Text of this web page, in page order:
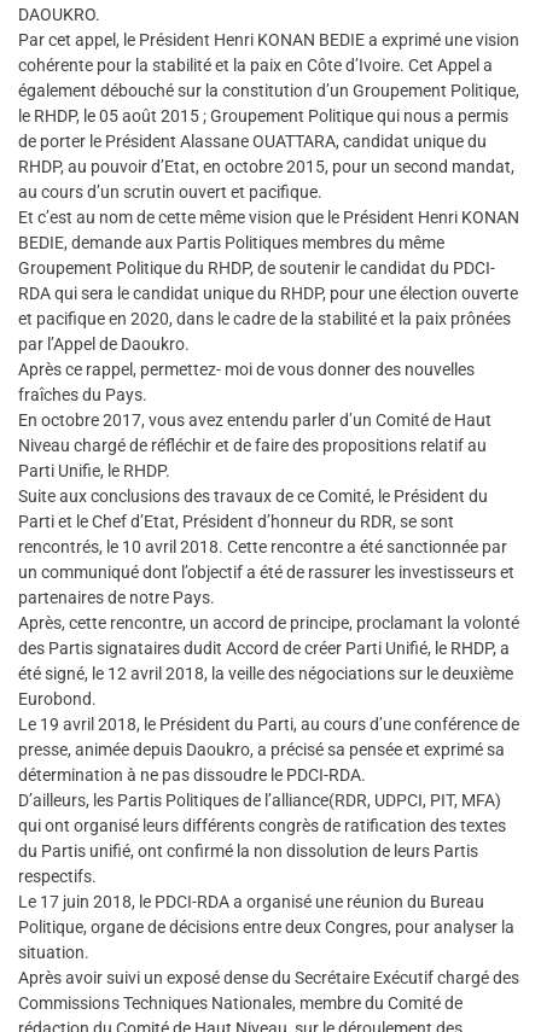
DAOUKRO.
Par cet appel, le Président Henri KONAN BEDIE a exprimé une vision
cohérente pour la stabilité et la paix en Côte d’Ivoire. Cet Appel a
également débouché sur la constitution d’un Groupement Politique,
le RHDP, le 05 août 2015 ; Groupement Politique qui nous a permis
de porter le Président Alassane OUATTARA, candidat unique du
RHDP, au pouvoir d’Etat, en octobre 2015, pour un second mandat,
au cours d’un scrutin ouvert et pacifique.
Et c’est au nom de cette même vision que le Président Henri KONAN
BEDIE, demande aux Partis Politiques membres du même
Groupement Politique du RHDP, de soutenir le candidat du PDCI-
RDA qui sera le candidat unique du RHDP, pour une élection ouverte
et pacifique en 2020, dans le cadre de la stabilité et la paix prônées
par l’Appel de Daoukro.
Après ce rappel, permettez- moi de vous donner des nouvelles
fraîches du Pays.
En octobre 2017, vous avez entendu parler d’un Comité de Haut
Niveau chargé de réfléchir et de faire des propositions relatif au
Parti Unifie, le RHDP.
Suite aux conclusions des travaux de ce Comité, le Président du
Parti et le Chef d’Etat, Président d’honneur du RDR, se sont
rencontrés, le 10 avril 2018. Cette rencontre a été sanctionnée par
un communiqué dont l’objectif a été de rassurer les investisseurs et
partenaires de notre Pays.
Après, cette rencontre, un accord de principe, proclamant la volonté
des Partis signataires dudit Accord de créer Parti Unifié, le RHDP, a
été signé, le 12 avril 2018, la veille des négociations sur le deuxième
Eurobond.
Le 19 avril 2018, le Président du Parti, au cours d’une conférence de
presse, animée depuis Daoukro, a précisé sa pensée et exprimé sa
détermination à ne pas dissoudre le PDCI-RDA.
D’ailleurs, les Partis Politiques de l’alliance(RDR, UDPCI, PIT, MFA)
qui ont organisé leurs différents congrès de ratification des textes
du Partis unifié, ont confirmé la non dissolution de leurs Partis
respectifs.
Le 17 juin 2018, le PDCI-RDA a organisé une réunion du Bureau
Politique, organe de décisions entre deux Congres, pour analyser la
situation.
Après avoir suivi un exposé dense du Secrétaire Exécutif chargé des
Commissions Techniques Nationales, membre du Comité de